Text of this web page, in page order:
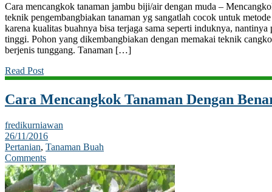
Cara mencangkok tanaman jambu biji/air dengan muda –
teknik pengembangbiakan tanaman yg sangatlah cocok untuk
karena kualitas buahnya bisa terjaga sama seperti induknya,
tinggi. Pohon yang dikembangbiakan dengan memakai teknik
berjenis tunggang. Tanaman […]
Read Post
Cara Mencangkok Tanaman Dengan
fredikurniawan
26/11/2016
Pertanian, Tanaman Buah
Comments